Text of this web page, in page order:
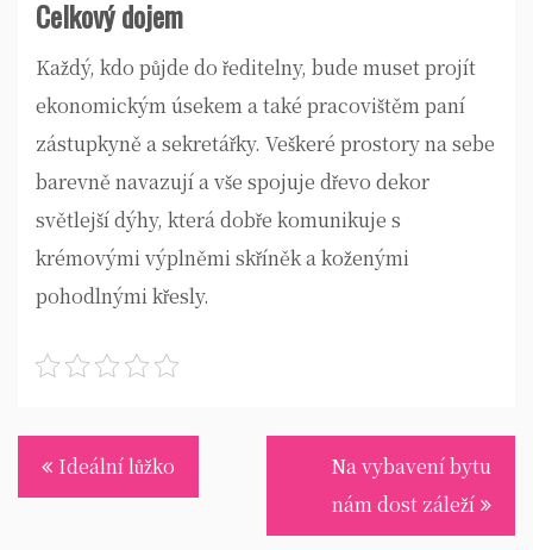
Celkový dojem
Každý, kdo půjde do ředitelny, bude muset projít
ekonomickým úsekem a také pracovištěm paní
zástupkyně a sekretářky. Veškeré prostory na sebe
barevně navazují a vše spojuje dřevo dekor
světlejší dýhy, která dobře komunikuje s
krémovými výplněmi skříněk a koženými
pohodlnými křesly.
Navigace
pro
Ideální lůžko
Na vybavení bytu
nám dost záleží